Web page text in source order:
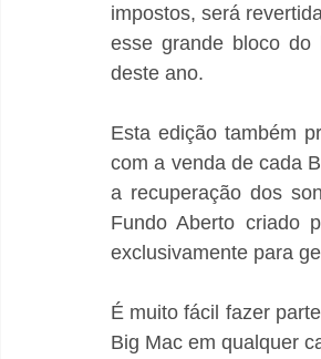
impostos, será
esse grande bloco do
deste ano.
Esta edição também
com a venda de cada
a recuperação dos
Fundo Aberto criado
exclusivamente para
É muito fácil fazer
Big Mac em qualquer